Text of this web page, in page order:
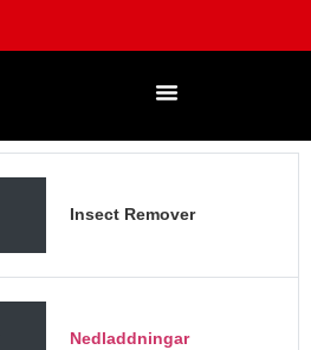
Insect Remover
Nedladdningar